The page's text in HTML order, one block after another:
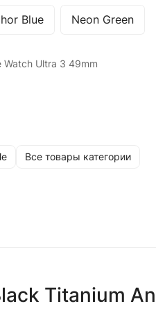
Blue Neon Green
Ultra 3 49mm
Все товары категории
Titanium